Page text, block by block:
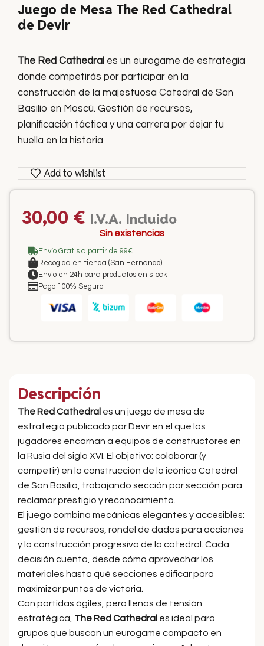
Juego de Mesa The Red Cathedral
de Devir
The Red Cathedral es un eurogame de estrategia
donde competirás por participar en la
construcción de la majestuosa Catedral de San
Basilio en Moscú. Gestión de recursos,
planificación táctica y una carrera por dejar tu
huella en la historia
Add to wishlist
30,00 € I.V.A. Incluido
Sin existencias
Envío Gratis a partir de 99€
Recogida en tienda (San Fernando)
Envío en 24h para productos en stock
Pago 100% Seguro
Descripción
The Red Cathedral es un juego de mesa de
estrategia publicado por Devir en el que los
jugadores encarnan a equipos de constructores en
la Rusia del siglo XVI. El objetivo: colaborar (y
competir) en la construcción de la icónica Catedral
de San Basilio, trabajando sección por sección para
reclamar prestigio y reconocimiento.
El juego combina mecánicas elegantes y accesibles:
gestión de recursos, rondel de dados para acciones
y la construcción progresiva de la catedral. Cada
decisión cuenta, desde cómo aprovechar los
materiales hasta qué secciones edificar para
maximizar puntos de victoria.
Con partidas ágiles, pero llenas de tensión
estratégica, The Red Cathedral es ideal para
grupos que buscan un eurogame compacto en